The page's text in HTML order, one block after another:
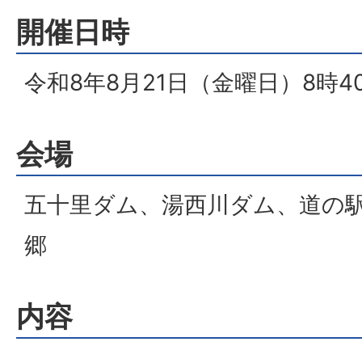
開催日時
令和8年8月21日（金曜日）8時
会場
五十里ダム、湯西川ダム、道の
郷
内容